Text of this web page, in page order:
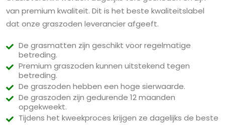
van premium kwaliteit. Dit is het beste kwaliteitslabel
dat onze graszoden leverancier afgeeft.
De grasmatten zijn geschikt voor regelmatige
betreding.
Premium graszoden kunnen uitstekend tegen
betreding.
De graszoden hebben een hoge sierwaarde.
De graszoden zijn gedurende 12 maanden
opgekweekt.
Tijdens het kweekproces krijgen ze dagelijks de beste